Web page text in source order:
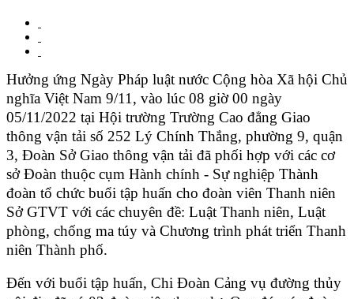
Hưởng ứng Ngày Pháp luật nước Cộng hòa Xã hội Chủ
nghĩa Việt Nam 9/11, vào lúc 08 giờ 00 ngày
05/11/2022 tại Hội trường Trường Cao đẳng Giao
thông vận tải số 252 Lý Chính Thắng, phường 9, quận
3, Đoàn Sở Giao thông vận tải đã phối hợp với các cơ
sở Đoàn thuộc cụm Hành chính - Sự nghiệp Thành
đoàn tổ chức buổi tập huấn cho đoàn viên Thanh niên
Sở GTVT với các chuyên đề: Luật Thanh niên, Luật
phòng, chống ma túy và Chương trình phát triển Thanh
niên Thành phố.
Đến với buổi tập huấn, Chi Đoàn Cảng vụ đường thủy